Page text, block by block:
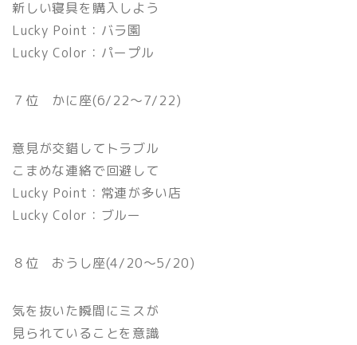
新しい寝具を購入しよう
Lucky Point：バラ園
Lucky Color：パープル
７位 かに座(6/22〜7/22)
意見が交錯してトラブル
こまめな連絡で回避して
Lucky Point：常連が多い店
Lucky Color：ブルー
８位 おうし座(4/20〜5/20)
気を抜いた瞬間にミスが
見られていることを意識